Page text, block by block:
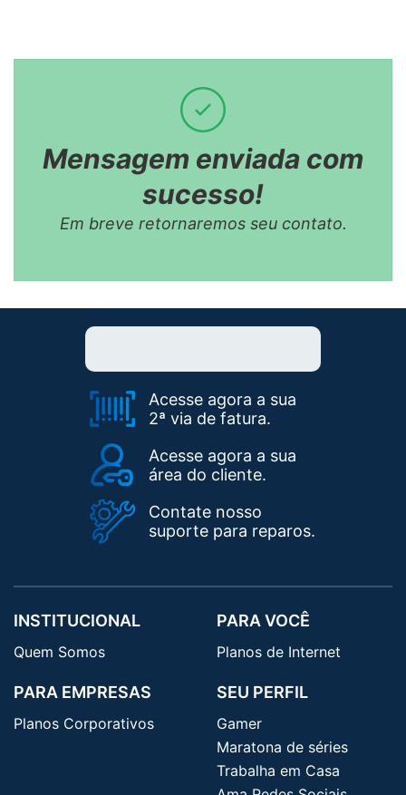
Mensagem enviada com
sucesso!
Em breve retornaremos seu contato.
Acesse agora a sua
2ª via de fatura.
Acesse agora a sua
área do cliente.
Contate nosso
suporte para reparos.
INSTITUCIONAL
Quem Somos
PARA VOCÊ
Planos de Internet
PARA EMPRESAS
Planos Corporativos
SEU PERFIL
Gamer
Maratona de séries
Trabalha em Casa